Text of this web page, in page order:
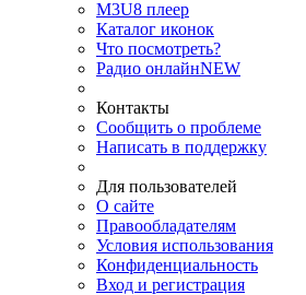
M3U8 плеер
Каталог иконок
Что посмотреть?
Радио онлайнNEW
Контакты
Сообщить о проблеме
Написать в поддержку
Для пользователей
О сайте
Правообладателям
Условия использования
Конфиденциальность
Вход и регистрация